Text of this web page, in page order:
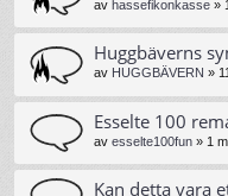
av hassefikonkasse »
Huggbäverns
av HUGGBÄVERN »
Esselte 100
av esselte100fun » 1
Kan detta vara